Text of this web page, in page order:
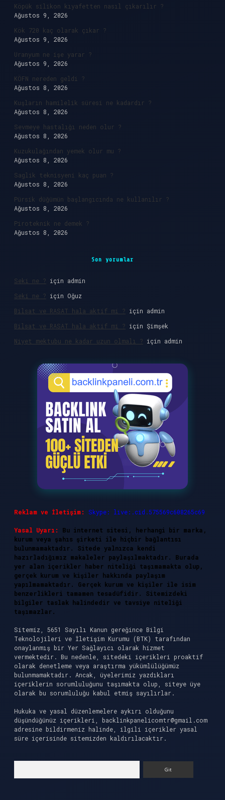
Köpük silikon kıyafetten nasıl çıkarılır ?
Ağustos 9, 2026
Kök 720 kaç olarak çıkar ?
Ağustos 9, 2026
Uranyum ne işe yarar ?
Ağustos 9, 2026
KÖFN nereden geldi ?
Ağustos 8, 2026
Kuşların hamilelik süresi ne kadardır ?
Ağustos 8, 2026
Sevmeye hastalığı neden olur ?
Ağustos 8, 2026
Kuzukulağından yemek olur mu ?
Ağustos 8, 2026
Saglik teknisyeni kaç puan ?
Ağustos 8, 2026
Pürsik düğümün başlangıcında ne kullanılır ?
Ağustos 8, 2026
Piroteknik ne demek ?
Ağustos 8, 2026
Son yorumlar
Seki ne ? için admin
Seki ne ? için Oğuz
Bilsat ve RASAT hala aktif mi ? için admin
Bilsat ve RASAT hala aktif mi ? için Şimşek
Niyet mektubu ne kadar uzun olmalı ? için admin
Reklam ve İletişim: Skype: live:.cid.575569c608265c69
Yasal Uyarı:
Bu internet sitesi, herhangi bir marka,
kurum veya şahıs şirketi ile hiçbir bağlantısı
bulunmamaktadır. Sitede yalnızca kendi
hazırladığımız makaleler paylaşılmaktadır. Burada
yer alan içerikler haber niteliği taşımamakta olup,
gerçek kurum ve kişiler hakkında paylaşım
yapılmamaktadır. Gerçek kurum ve kişiler ile isim
benzerlikleri tamamen tesadüfidir. Sitemizdeki
bilgiler taslak halindedir ve tavsiye niteliği
taşımazlar.
Sitemiz, 5651 Sayılı Kanun gereğince Bilgi
Teknolojileri ve İletişim Kurumu (BTK) tarafından
onaylanmış bir Yer Sağlayıcı olarak hizmet
vermektedir. Bu nedenle, sitedeki içerikleri proaktif
olarak denetleme veya araştırma yükümlülüğümüz
bulunmamaktadır. Ancak, üyelerimiz yazdıkları
içeriklerin sorumluluğunu taşımakta olup, siteye üye
olarak bu sorumluluğu kabul etmiş sayılırlar.
Hukuka ve yasal düzenlemelere aykırı olduğunu
düşündüğünüz içerikleri, backlinkpanelicomtr@gmail.com
adresine bildirmeniz halinde, ilgili içerikler yasal
süre içerisinde sitemizden kaldırılacaktır.